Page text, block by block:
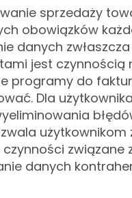
sprzedaży
obowiązków
danych
jest czynnością
programy do
Dla
związane
danych